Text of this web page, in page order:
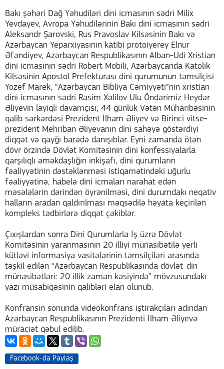
Bakı şəhəri Dağ Yəhudiləri dini icmasının sədri Milix
Yevdayev, Avropa Yəhudilərinin Bakı dini icmasının sədri
Aleksandr Şarovski, Rus Pravoslav Kilsəsinin Bakı və
Azərbaycan Yeparxiyasının katibi protoiyerey Elnur
Əfəndiyev, Azərbaycan Respublikasının Alban-Udi Xristian
dini icmasının sədri Robert Mobili, Azərbaycanda Katolik
Kilsəsinin Apostol Prefekturası dini qurumunun təmsilçisi
Yozef Marek, “Azərbaycan Bibliya Cəmiyyəti”nin xristian
dini icmasının sədri Rasim Xəlilov Ulu Öndərimiz Heydər
Əliyevin layiqli davamçısı, 44 günlük Vətən Müharibəsinin
qalib sərkərdəsi Prezident İlham Əliyev və Birinci vitse-
prezident Mehriban Əliyevanın dini sahəyə göstərdiyi
diqqət və qayğı barədə danışıblar. Eyni zamanda ötən
dövr örzində Dövlət Komitəsinin dini konfessiyalarla
qarşılıqlı əməkdaşlığın inkişafı, dini qurumların
fəaliyyətinin dəstəklənməsi istiqamətindəki uğurlu
fəaliyyətinə, habelə dini icmaları narahat edən
məsələlərin dərindən öyrənilməsi, dini durumdakı neqativ
halların aradan qaldırılması məqsədilə həyata keçirilən
kompleks tədbirlərə diqqət çəkiblər.
Çıxışlardan sonra Dini Qurumlarla İş üzrə Dövlət
Komitəsinin yaranmasının 20 illiyi münasibətilə yerli
kütləvi informasiya vasitələrinin təmsilçiləri arasında
təşkil edilən “Azərbaycan Respublikasında dövlət-din
münasibətləri: 20 illik zaman kəsiyində” mövzusundakı
yazı müsabiqəsinin qalibləri elan olunub.
Konfransın sonunda videokonfrans iştirakçıları adından
Azərbaycan Respublikasının Prezidenti İlham Əliyevə
müraciət qəbul edilib.
Facebook-da Paylaş